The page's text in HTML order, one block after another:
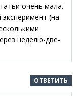
очень мала.
(на
неделю-две-
ОТВЕТИТЬ